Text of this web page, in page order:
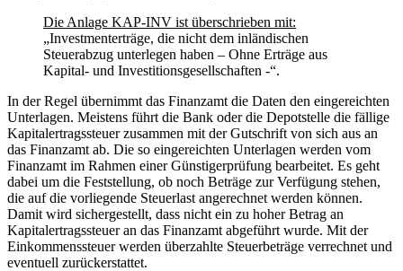
Die Anlage KAP-INV ist überschrieben mit:
„Investmenterträge, die nicht dem inländischen
Steuerabzug unterlegen haben – Ohne Erträge aus
Kapital- und Investitionsgesellschaften -“.
In der Regel übernimmt das Finanzamt die Daten den eingereichten
Unterlagen. Meistens führt die Bank oder die Depotstelle die fällige
Kapitalertragssteuer zusammen mit der Gutschrift von sich aus an
das Finanzamt ab. Die so eingereichten Unterlagen werden vom
Finanzamt im Rahmen einer Günstigerprüfung bearbeitet. Es geht
dabei um die Feststellung, ob noch Beträge zur Verfügung stehen,
die auf die vorliegende Steuerlast angerechnet werden können.
Damit wird sichergestellt, dass nicht ein zu hoher Betrag an
Kapitalertragssteuer an das Finanzamt abgeführt wurde. Mit der
Einkommenssteuer werden überzahlte Steuerbeträge verrechnet und
eventuell zurückerstattet.